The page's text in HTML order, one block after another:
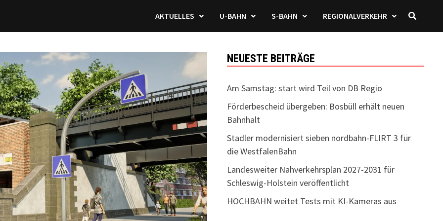
AKTUELLES U-BAHN S-BAHN REGIONALVERKEHR
NEUESTE BEITRÄGE
Am Samstag: start wird Teil von DB Regio
Förderbescheid übergeben: Bosbüll erhält neuen
Bahnhalt
Stadler modernisiert sieben nordbahn-FLIRT 3 für
die WestfalenBahn
Landesweiter Nahverkehrsplan 2027-2031 für
Schleswig-Holstein veröffentlicht
HOCHBAHN weitet Tests mit KI-Kameras aus